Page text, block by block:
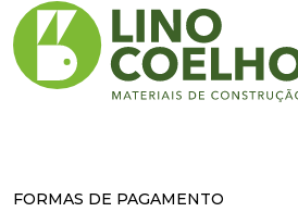
FORMAS DE PAGAMENTO